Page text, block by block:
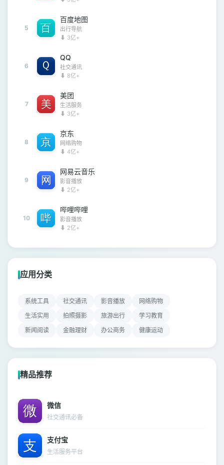
5
百度地图
出行导航
⬇ 3亿+
6
QQ
社交通讯
⬇ 8亿+
7
美团
生活服务
⬇ 3亿+
8
京东
网络购物
⬇ 4亿+
9
网易云音乐
影音播放
⬇ 2亿+
10
哔哩哔哩
影音播放
⬇ 2亿+
应用分类
系统工具 社交通讯 影音播放
网络购物
生活实用
拍照摄影 旅游出行
学习教育
新闻阅读
金融理财 办公商务 健康运动
精品推荐
微信
社交通讯必备
支付宝
生活服务平台